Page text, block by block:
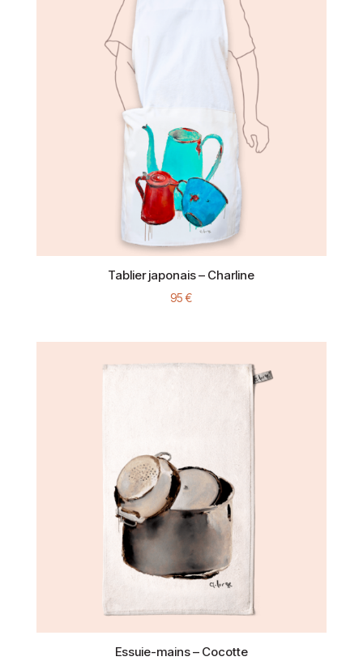
85 €
Tablier japonais – Charline
95€
Essuie-mains – Cocotte